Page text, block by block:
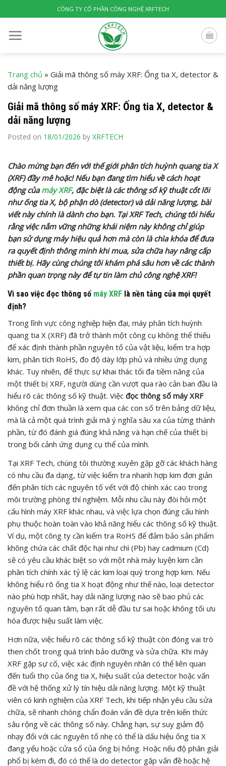
to
content
CÔNG TY CỔ PHẦN CÔNG NGHỆ XRFTECH
Trang chủ » Giải mã thông số máy XRF: Ống tia X, detector &
dải năng lượng
Giải mã thông số máy XRF: Ống tia X, detector &
dải năng lượng
Posted on 18/01/2026 by XRFTECH
Chào mừng bạn đến với thế giới phân tích huỳnh quang tia X
(XRF) đầy mê hoặc! Nếu bạn đang tìm hiểu về cách hoạt
động củamáy XRF, đặc biệt là các thông số kỹ thuật cốt lõi
như ống tia X, bộ phận dò (detector) và dải năng lượng, bài
viết này chính là dành cho bạn. Tại XRF Tech, chúng tôi hiểu
rằng việc nắm vững những khái niệm này không chỉ giúp
bạn sử dụng máy hiệu quả hơn mà còn là chìa khóa để đưa
ra quyết định thông minh khi mua, sửa chữa hay nâng cấp
thiết bị. Hãy cùng chúng tôi khám phá sâu hơn về các thành
phần quan trọng này để tự tin làm chủ công nghệ XRF!
Vì sao việc đọc thông số máy XRF là nền tảng của mọi quyết
định?
Trong lĩnh vực công nghiệp hiện đại, máy phân tích huỳnh
quang tia X (XRF) đã trở thành một công cụ không thể thiếu
để xác định thành phần nguyên tố của vật liệu, kiểm tra hợp
kim, phân tích RoHS, đo độ dày lớp phủ và nhiều ứng dụng
khác. Tuy nhiên, để thực sự khai thác tối đa tiềm năng của
một thiết bị XRF, người dùng cần vượt qua rào cản ban đầu là
hiểu rõ các thông số kỹ thuật. Việc đọc thông số máy XRF
không chỉ đơn thuần là xem qua các con số trên bảng dữ liệu,
mà là cả một quá trình giải mã ý nghĩa sâu xa của từng thành
phần, từ đó đánh giá đúng khả năng và hạn chế của thiết bị
trong bối cảnh ứng dụng cụ thể của mình.
Tại XRF Tech, chúng tôi thường xuyên gặp gỡ các khách hàng
có nhu cầu đa dạng, từ việc kiểm tra nhanh hợp kim đơn giản
đến phân tích các nguyên tố vết với độ chính xác cao trong
môi trường phòng thí nghiệm. Mỗi nhu cầu này đòi hỏi một
cấu hình máy XRF khác nhau, và việc lựa chọn đúng cấu hình
phụ thuộc hoàn toàn vào khả năng hiểu các thông số kỹ thuật.
Ví dụ, một công ty cần kiểm tra RoHS để đảm bảo sản phẩm
không chứa các chất độc hại như chì (Pb) hay cadmium (Cd)
sẽ có yêu cầu khác biệt so với một nhà máy luyện kim cần
phân tích chính xác tỷ lệ các kim loại quý trong hợp kim. Nếu
không hiểu rõ ống tia X hoạt động như thế nào, loại detector
nào phù hợp nhất, hay dải năng lượng nào sẽ bao phủ các
nguyên tố quan tâm, bạn rất dễ đầu tư sai hoặc không tối ưu
hóa được hiệu suất làm việc.
Hơn nữa, việc hiểu rõ các thông số kỹ thuật còn đóng vai trò
then chốt trong quá trình bảo dưỡng và sửa chữa. Khi máy
XRF gặp sự cố, việc xác định nguyên nhân có thể liên quan
đến tuổi thọ của ống tia X, hiệu suất của detector hoặc vấn
đề với hệ thống xử lý tín hiệu dải năng lượng. Một kỹ thuật
viên có kinh nghiệm của XRF Tech, khi tiếp nhận yêu cầu sửa
chữa, sẽ nhanh chóng chẩn đoán vấn đề dựa trên kiến thức
sâu rộng về các thông số này. Chẳng hạn, sự suy giảm độ
nhạy đối với các nguyên tố nhẹ có thể là dấu hiệu ống tia X
đang yếu hoặc cửa sổ của ống bị hỏng. Hoặc nếu độ phân giải
phổ bị kém đi, đó có thể là do detector gặp vấn đề hoặc hệ